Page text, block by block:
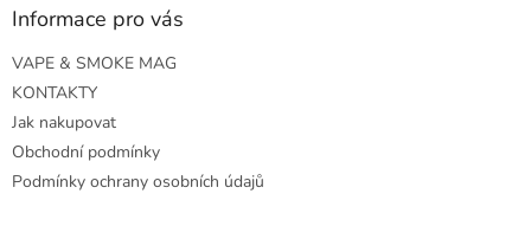
Informace pro vás
VAPE & SMOKE MAG
KONTAKTY
Jak nakupovat
Obchodní podmínky
Podmínky ochrany osobních údajů